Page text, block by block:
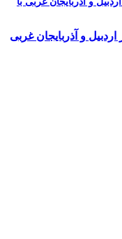
و آذربایجان غربی